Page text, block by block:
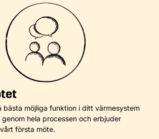
bästa möjliga funktion i ditt värmesystem
hela processen och erbjuder
första möte.